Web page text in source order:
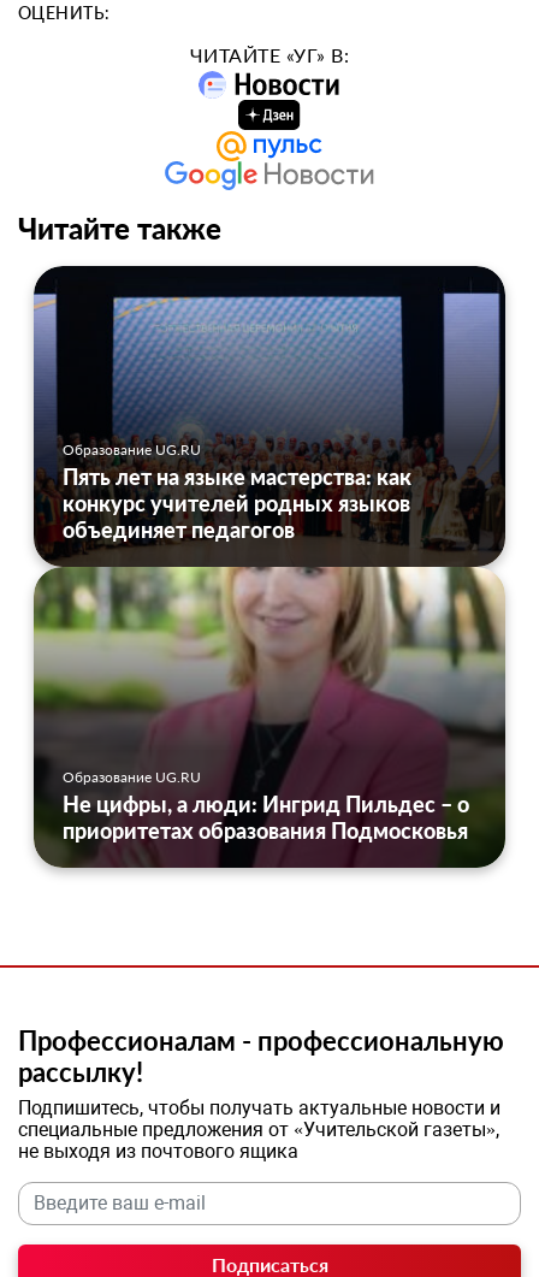
ОЦЕНИТЬ:
ЧИТАЙТЕ «УГ» В:
Читайте также
Образование UG.RU
Пять лет на языке мастерства: как
конкурс учителей родных языков
объединяет педагогов
Образование UG.RU
Не цифры, а люди: Ингрид Пильдес – о
приоритетах образования Подмосковья
Профессионалам - профессиональную
рассылку!
Подпишитесь, чтобы получать актуальные новости и
специальные предложения от «Учительской газеты»,
не выходя из почтового ящика
Подписаться